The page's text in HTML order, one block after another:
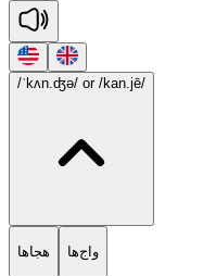
/ˈkʌn.ʤə/ or /kan.jē/
هجاها واج‌ها